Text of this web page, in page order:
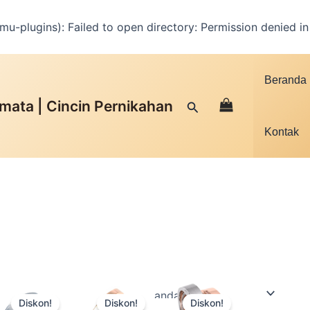
plugins): Failed to open directory: Permission denied in
| Cincin Pernikahan Cari
Beranda
Kontak
Diskon!
ini
Diskon!
ini
Diskon!
Produk
ini
Facebook
Instagram
YouTube
WhatsApp
Google
TikTok